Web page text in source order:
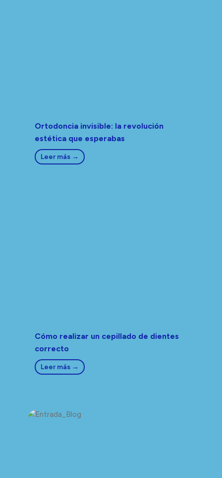
Ortodoncia invisible: la revolución
estética que esperabas
Leer más →
Cómo realizar un cepillado de dientes
correcto
Leer más →